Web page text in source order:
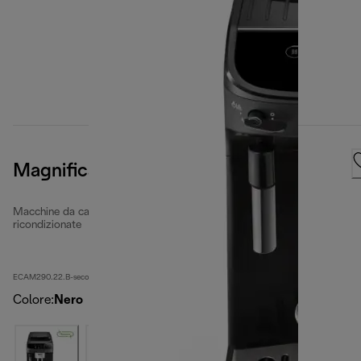
Magnifica Evo
Macchine da caffè completamente automatiche
ricondizionate
ECAM290.22.B-second
Colore: Nero